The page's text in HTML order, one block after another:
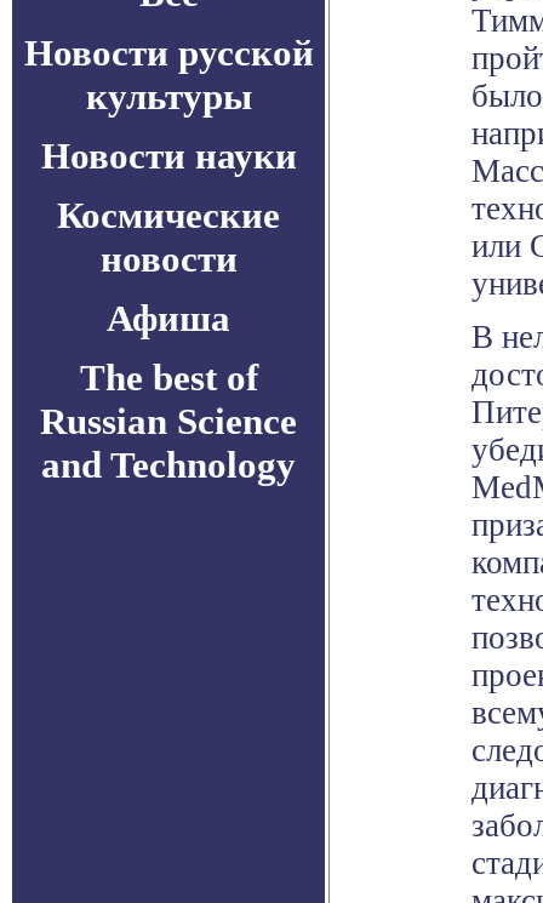
Новости русской
культуры
Новости науки
Космические
новости
Афиша
The best of
Russian Science
and Technology
или
В